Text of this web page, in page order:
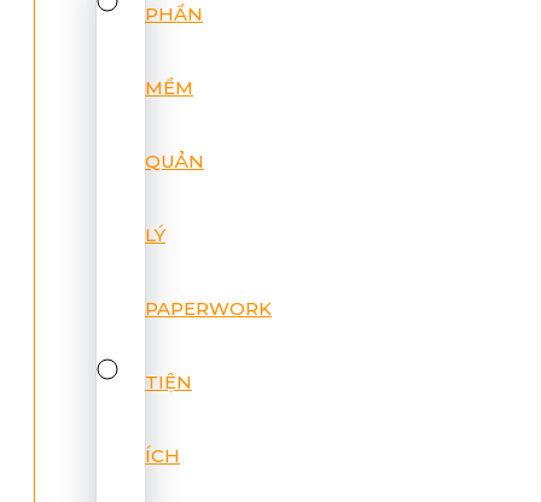
PHẦN
MỀM
QUẢN
LÝ
PAPERWORK
TIỆN
ÍCH